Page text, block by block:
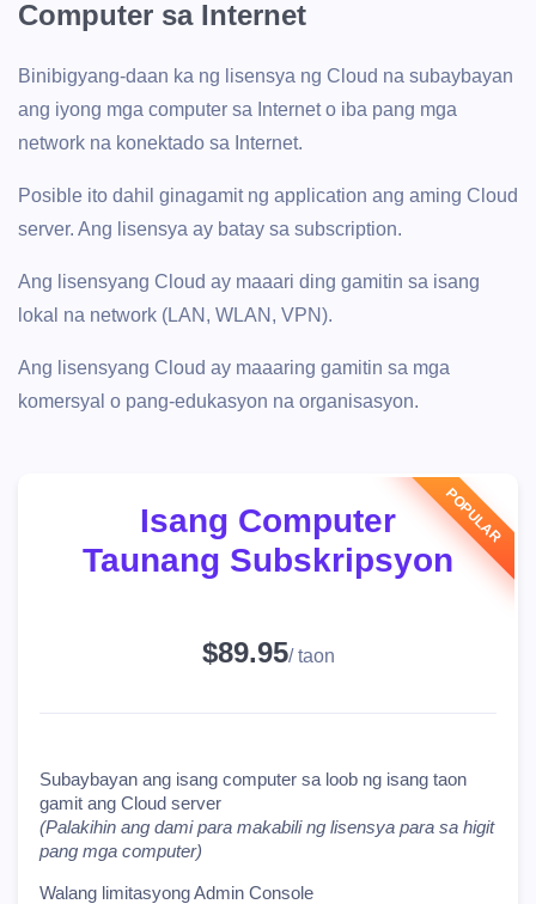
Computer sa Internet
Binibigyang-daan ka ng lisensya ng Cloud na subaybayan
ang iyong mga computer sa Internet o iba pang mga
network na konektado sa Internet.
Posible ito dahil ginagamit ng application ang aming Cloud
server. Ang lisensya ay batay sa subscription.
Ang lisensyang Cloud ay maaari ding gamitin sa isang
lokal na network (LAN, WLAN, VPN).
Ang lisensyang Cloud ay maaaring gamitin sa mga
komersyal o pang-edukasyon na organisasyon.
Isang Computer
Taunang Subskripsyon
$89.95/ taon
Subaybayan ang isang computer sa loob ng isang taon
gamit ang Cloud server
(Palakihin ang dami para makabili ng lisensya para sa higit
pang mga computer)
Walang limitasyong Admin Console